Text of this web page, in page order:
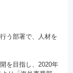
う部署で、人材を
を目指し、2020年